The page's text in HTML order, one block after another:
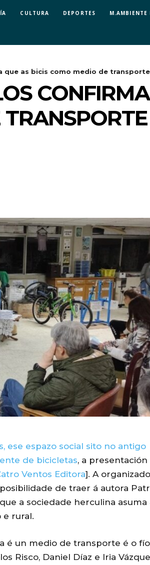
CULTURA DEPORTES M.AMBIENTE
que as bicis como medio de transporte
ese espazo social sito no antigo
de bicicletas, a presentación
Ventos Editora]. A
de traer á autora
a sociedade herculina asuma
rural.
é un medio de transporte é o fío
Risco, Daniel Díaz e Iria